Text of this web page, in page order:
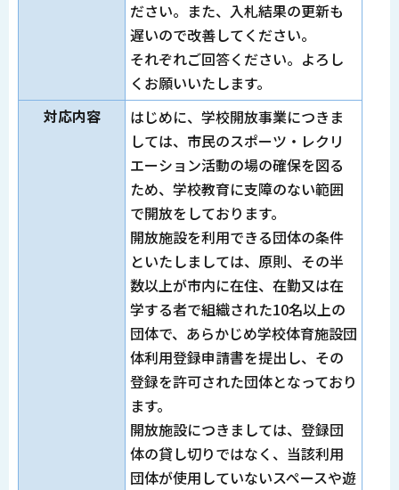
ださい。また、入札結果の更新も
遅いので改善してください。
それぞれご回答ください。よろし
くお願いいたします。
対応内容
はじめに、学校開放事業につきま
しては、市民のスポーツ・レクリ
エーション活動の場の確保を図る
ため、学校教育に支障のない範囲
で開放をしております。
開放施設を利用できる団体の条件
といたしましては、原則、その半
数以上が市内に在住、在勤又は在
学する者で組織された10名以上の
団体で、あらかじめ学校体育施設団
体利用登録申請書を提出し、その
登録を許可された団体となっており
ます。
開放施設につきましては、登録団
体の貸し切りではなく、当該利用
団体が使用していないスペースや遊